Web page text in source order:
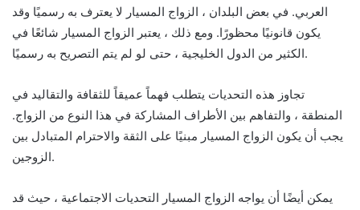
العربي. في بعض البلدان ، الزواج المسيار لا يعترف به رسميًا وقد
يكون قانونيًا محظورًا. ومع ذلك ، يعتبر الزواج المسيار شائعًا في
الكثير من الدول الخليجية ، حتى لو لم يتم التصريح به رسميًا.
تجاوز هذه التحديات يتطلب فهماً عميقاً للثقافة والتقاليد في
المنطقة ، والتفاهم بين الأطراف المشاركة في هذا النوع من الزواج.
يجب أن يكون الزواج المسيار مبنيًا على الثقة والاحترام المتبادل بين
الزوجين.
يمكن أيضًا أن يواجه الزواج المسيار التحديات الاجتماعية ، حيث قد